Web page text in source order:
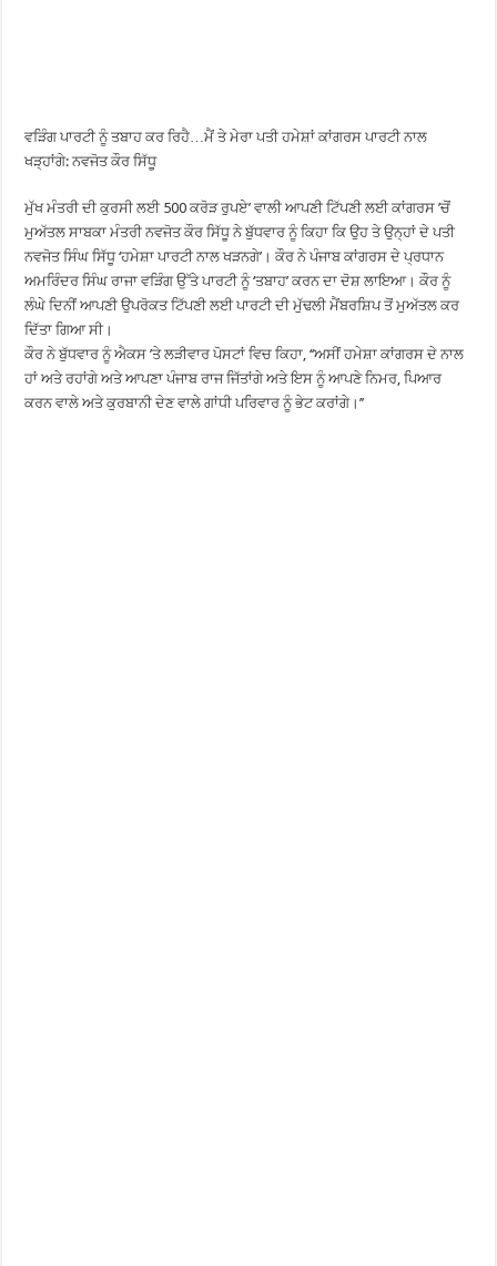
ਵੜਿੰਗ ਪਾਰਟੀ ਨੂੰ ਤਬਾਹ ਕਰ ਰਿਹੈ…ਮੈਂ ਤੇ ਮੇਰਾ ਪਤੀ ਹਮੇਸ਼ਾਂ ਕਾਂਗਰਸ ਪਾਰਟੀ ਨਾਲ
ਖੜ੍ਹਾਂਗੇ: ਨਵਜੋਤ ਕੌਰ ਸਿੱਧੂ
ਮੁੱਖ ਮੰਤਰੀ ਦੀ ਕੁਰਸੀ ਲਈ 500 ਕਰੋੜ ਰੁਪਏ’ ਵਾਲੀ ਆਪਣੀ ਟਿੱਪਣੀ ਲਈ ਕਾਂਗਰਸ ’ਚੋਂ
ਮੁਅੱਤਲ ਸਾਬਕਾ ਮੰਤਰੀ ਨਵਜੋਤ ਕੌਰ ਸਿੱਧੂ ਨੇ ਬੁੱਧਵਾਰ ਨੂੰ ਕਿਹਾ ਕਿ ਉਹ ਤੇ ਉਨ੍ਹਾਂ ਦੇ ਪਤੀ
ਨਵਜੋਤ ਸਿੰਘ ਸਿੱਧੂ ‘ਹਮੇਸ਼ਾ ਪਾਰਟੀ ਨਾਲ ਖੜਨਗੇ’। ਕੌਰ ਨੇ ਪੰਜਾਬ ਕਾਂਗਰਸ ਦੇ ਪ੍ਰਧਾਨ
ਅਮਰਿੰਦਰ ਸਿੰਘ ਰਾਜਾ ਵੜਿੰਗ ਉੱਤੇ ਪਾਰਟੀ ਨੂੰ ‘ਤਬਾਹ’ ਕਰਨ ਦਾ ਦੋਸ਼ ਲਾਇਆ। ਕੌਰ ਨੂੰ
ਲੰਘੇ ਦਿਨੀਂ ਆਪਣੀ ਉਪਰੋਕਤ ਟਿੱਪਣੀ ਲਈ ਪਾਰਟੀ ਦੀ ਮੁੱਢਲੀ ਮੈਂਬਰਸ਼ਿਪ ਤੋਂ ਮੁਅੱਤਲ ਕਰ
ਦਿੱਤਾ ਗਿਆ ਸੀ।
ਕੌਰ ਨੇ ਬੁੱਧਵਾਰ ਨੂੰ ਐਕਸ ’ਤੇ ਲੜੀਵਾਰ ਪੋਸਟਾਂ ਵਿਚ ਕਿਹਾ, ‘‘ਅਸੀਂ ਹਮੇਸ਼ਾ ਕਾਂਗਰਸ ਦੇ ਨਾਲ
ਹਾਂ ਅਤੇ ਰਹਾਂਗੇ ਅਤੇ ਆਪਣਾ ਪੰਜਾਬ ਰਾਜ ਜਿੱਤਾਂਗੇ ਅਤੇ ਇਸ ਨੂੰ ਆਪਣੇ ਨਿਮਰ, ਪਿਆਰ
ਕਰਨ ਵਾਲੇ ਅਤੇ ਕੁਰਬਾਨੀ ਦੇਣ ਵਾਲੇ ਗਾਂਧੀ ਪਰਿਵਾਰ ਨੂੰ ਭੇਟ ਕਰਾਂਗੇ।’’